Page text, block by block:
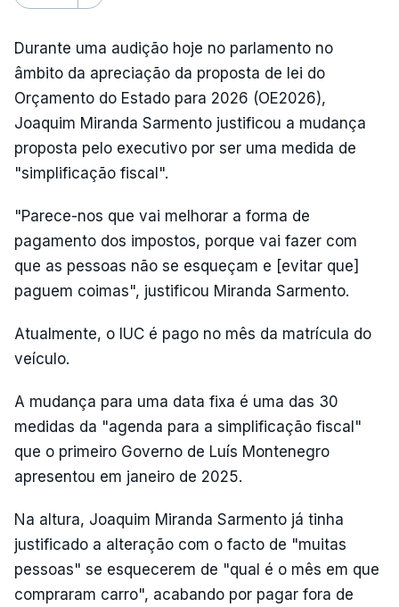
Durante uma audição hoje no parlamento no
âmbito da apreciação da proposta de lei do
Orçamento do Estado para 2026 (OE2026),
Joaquim Miranda Sarmento justificou a mudança
proposta pelo executivo por ser uma medida de
"simplificação fiscal".
"Parece-nos que vai melhorar a forma de
pagamento dos impostos, porque vai fazer com
que as pessoas não se esqueçam e [evitar que]
paguem coimas", justificou Miranda Sarmento.
Atualmente, o IUC é pago no mês da matrícula do
veículo.
A mudança para uma data fixa é uma das 30
medidas da "agenda para a simplificação fiscal"
que o primeiro Governo de Luís Montenegro
apresentou em janeiro de 2025.
Na altura, Joaquim Miranda Sarmento já tinha
justificado a alteração com o facto de "muitas
pessoas" se esquecerem de "qual é o mês em que
compraram carro", acabando por pagar fora de